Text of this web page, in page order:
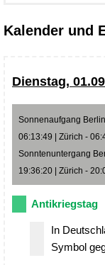
Kalender und
Dienstag,
Sonnenaufgang
06:13:49 | Zürich -
Sonntenuntergang
19:36:20 | Zürich -
Antikriegstag
In
Symbol